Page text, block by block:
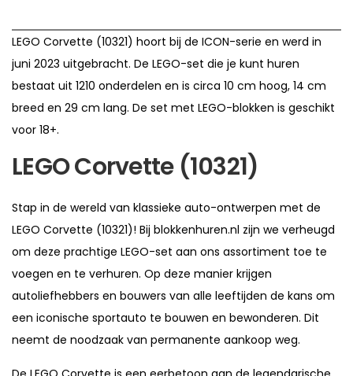
LEGO Corvette (10321) hoort bij de ICON-serie en werd in
juni 2023 uitgebracht. De LEGO-set die je kunt huren
bestaat uit 1210 onderdelen en is circa 10 cm hoog, 14 cm
breed en 29 cm lang. De set met LEGO-blokken is geschikt
voor 18+.
LEGO Corvette (10321)
Stap in de wereld van klassieke auto-ontwerpen met de
LEGO Corvette (10321)! Bij blokkenhuren.nl zijn we verheugd
om deze prachtige LEGO-set aan ons assortiment toe te
voegen en te verhuren. Op deze manier krijgen
autoliefhebbers en bouwers van alle leeftijden de kans om
een iconische sportauto te bouwen en bewonderen. Dit
neemt de noodzaak van permanente aankoop weg.